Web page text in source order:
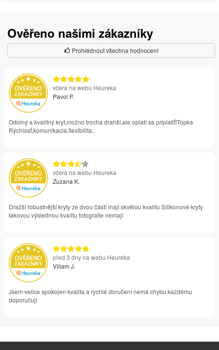
Ověřeno našimi zákazníky
Prohlédnout všechna hodnocení
včera na webu Heureka
Pavol P.
Odolný a kvalitný kryt,možno trocha drahší,ale oplatí sa priplatiť!Topka
Rýchlosť,komunikacia,flexibilita..
včera na webu Heureka
Zuzana K.
Dražší robustnější kryty ze dvou částí mají skvělou kvalitu Silikonové kryty
takovou výslednou kvalitu fotografie nemají
před 3 dny na webu Heureka
Viliam J.
Jsem velice spokojen kvalita a rychlé doručení nemá chybu každému
doporučuji